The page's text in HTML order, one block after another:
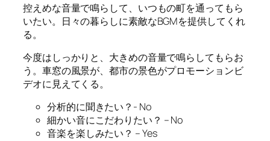
控えめな音量で鳴らして、いつもの町を通ってもら
いたい。日々の暮らしに素敵なBGMを提供してくれ
る。
今度はしっかりと、大きめの音量で鳴らしてもらお
う。車窓の風景が、都市の景色がプロモーションビ
デオに見えてくる。
分析的に聞きたい？- No
細かい音にこだわりたい？ – No
音楽を楽しみたい？ – Yes